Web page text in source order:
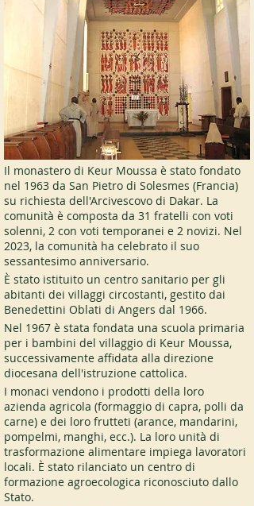
Il monastero di Keur Moussa è stato fondato
nel 1963 da San Pietro di Solesmes (Francia)
su richiesta dell'Arcivescovo di Dakar. La
comunità è composta da 31 fratelli con voti
solenni, 2 con voti temporanei e 2 novizi. Nel
2023, la comunità ha celebrato il suo
sessantesimo anniversario.
È stato istituito un centro sanitario per gli
abitanti dei villaggi circostanti, gestito dai
Benedettini Oblati di Angers dal 1966.
Nel 1967 è stata fondata una scuola primaria
per i bambini del villaggio di Keur Moussa,
successivamente affidata alla direzione
diocesana dell'istruzione cattolica.
I monaci vendono i prodotti della loro
azienda agricola (formaggio di capra, polli da
carne) e dei loro frutteti (arance, mandarini,
pompelmi, manghi, ecc.). La loro unità di
trasformazione alimentare impiega lavoratori
locali. È stato rilanciato un centro di
formazione agroecologica riconosciuto dallo
Stato.